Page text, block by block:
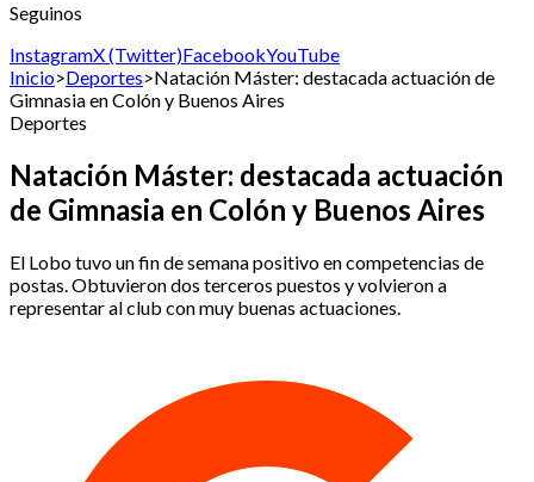
Seguinos
InstagramX (Twitter)FacebookYouTube
Inicio>Deportes>Natación Máster: destacada actuación de
Gimnasia en Colón y Buenos Aires
Deportes
Natación Máster: destacada actuación
de Gimnasia en Colón y Buenos Aires
El Lobo tuvo un fin de semana positivo en competencias de
postas. Obtuvieron dos terceros puestos y volvieron a
representar al club con muy buenas actuaciones.